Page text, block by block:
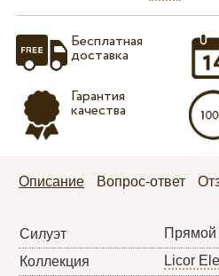
Бесплатная
доставка
Гарантия
качества
Описание Вопрос-ответ
Силуэт
Прямой
Коллекция
Licor